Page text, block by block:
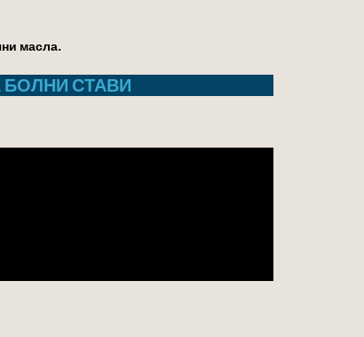
масла.
СТАВИ